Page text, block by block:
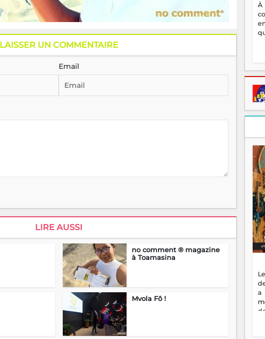
LAISSER UN COMMENTAIRE
Email
LIRE AUSSI
no comment ® magazine
à Toamasina
Mvola Fô !
a